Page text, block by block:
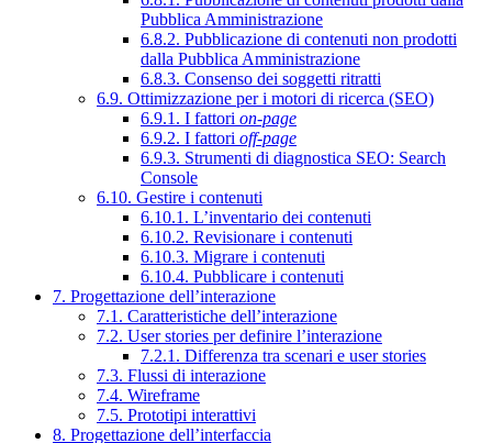
Pubblica Amministrazione
6.8.2. Pubblicazione di contenuti non prodotti
dalla Pubblica Amministrazione
6.8.3. Consenso dei soggetti ritratti
6.9. Ottimizzazione per i motori di ricerca (SEO)
6.9.1. I fattori on-page
6.9.2. I fattori off-page
6.9.3. Strumenti di diagnostica SEO: Search
Console
6.10. Gestire i contenuti
6.10.1. L’inventario dei contenuti
6.10.2. Revisionare i contenuti
6.10.3. Migrare i contenuti
6.10.4. Pubblicare i contenuti
7. Progettazione dell’interazione
7.1. Caratteristiche dell’interazione
7.2. User stories per definire l’interazione
7.2.1. Differenza tra scenari e user stories
7.3. Flussi di interazione
7.4. Wireframe
7.5. Prototipi interattivi
8. Progettazione dell’interfaccia